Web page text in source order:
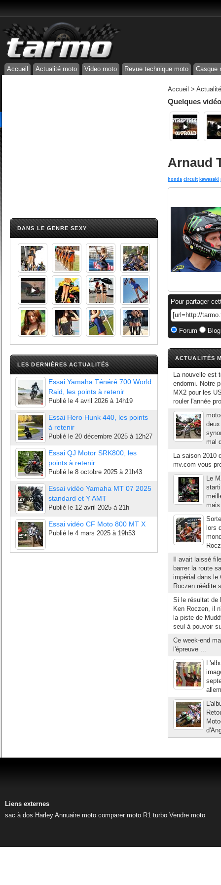
Accueil Actualité moto Video moto Revue technique moto Casque
DANS LE GENRE SEXY
LES DERNIÈRES ACTUALITÉS
Essai Yamaha Ténéré 700 World
Raid, les points à retenir
Publié le 4 avril 2026 à 14h19
Essai Hero Hunk 440, les points
à retenir
Publié le 20 décembre 2025 à 12h27
Essai QJ Motor SRK800, les
points à retenir
Publié le 8 octobre 2025 à 21h43
Essai vidéo Yamaha MT 07 2025
standard et Y AMT
Publié le 12 avril 2025 à 21h
Essai vidéo CF Moto 800 MT X
Publié le 4 mars 2025 à 19h53
Accueil >
Quelques
Arnaud
honda circuit kawasaki
Pour partager
Forum
ACTUALITÉS
La nouvelle est
endormi. Notre
MX2 pour les
rouler l'année
mal
La saison 2010
mv.com vous
Le
lors
Il avait laissé
barrer la route
impérial dans le
Roczen réédite
Si le résultat de
Ken Roczen, il
la piste de
seul à pouvoir
Ce week-end
l'épreuve ...
Liens externes
sac à dos Harley Annuaire moto comparer moto R1 turbo Vendre moto